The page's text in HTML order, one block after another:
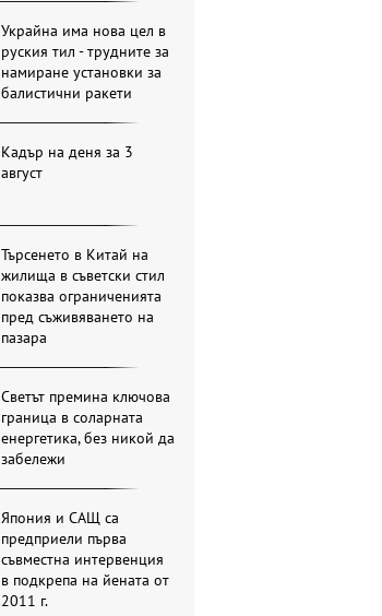
Украйна има нова цел в
руския тил - трудните за
намиране установки за
балистични ракети
Кадър на деня за 3
август
Търсенето в Китай на
жилища в съветски стил
показва ограниченията
пред съживяването на
пазара
Светът премина ключова
граница в соларната
енергетика, без никой да
забележи
Япония и САЩ са
предприели първа
съвместна интервенция
в подкрепа на йената от
2011 г.